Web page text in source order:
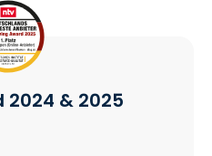
2024 & 2025